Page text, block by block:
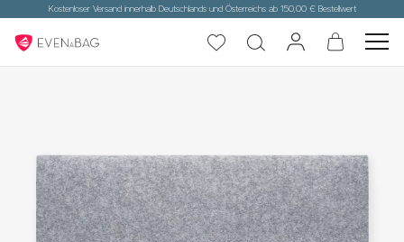
Kostenloser Versand innerhalb Deutschlands und Österreichs ab 150,00 € Bestellwert